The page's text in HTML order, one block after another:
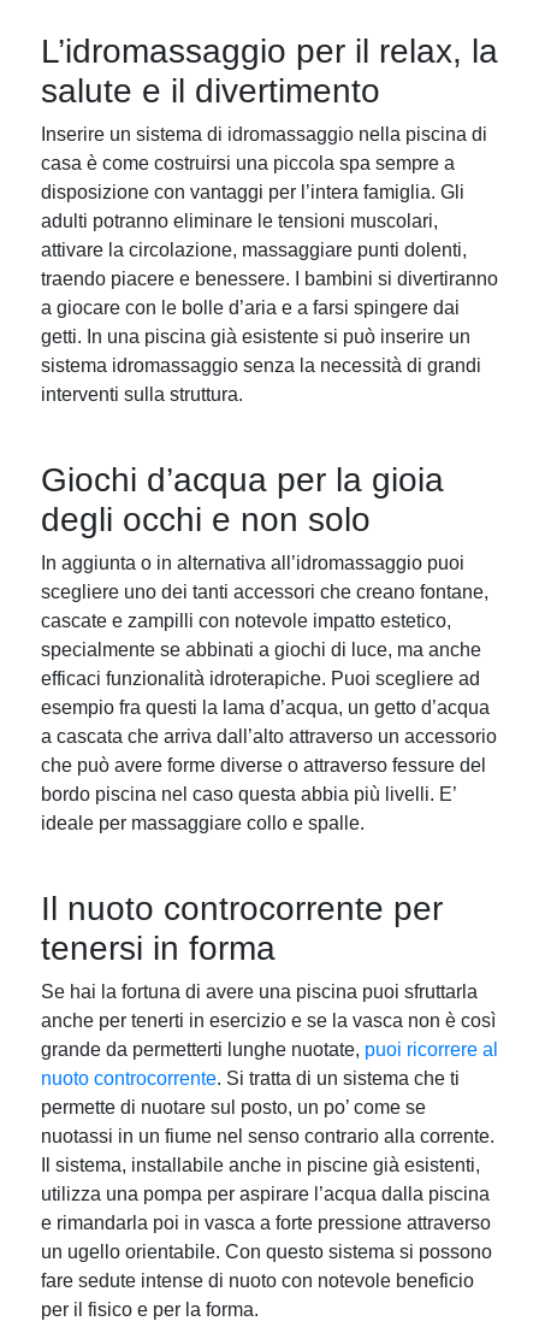
L’idromassaggio per il relax, la
salute e il divertimento
Inserire un sistema di idromassaggio nella piscina di
casa è come costruirsi una piccola spa sempre a
disposizione con vantaggi per l’intera famiglia. Gli
adulti potranno eliminare le tensioni muscolari,
attivare la circolazione, massaggiare punti dolenti,
traendo piacere e benessere. I bambini si divertiranno
a giocare con le bolle d’aria e a farsi spingere dai
getti. In una piscina già esistente si può inserire un
sistema idromassaggio senza la necessità di grandi
interventi sulla struttura.
Giochi d’acqua per la gioia
degli occhi e non solo
In aggiunta o in alternativa all’idromassaggio puoi
scegliere uno dei tanti accessori che creano fontane,
cascate e zampilli con notevole impatto estetico,
specialmente se abbinati a giochi di luce, ma anche
efficaci funzionalità idroterapiche. Puoi scegliere ad
esempio fra questi la lama d’acqua, un getto d’acqua
a cascata che arriva dall’alto attraverso un accessorio
che può avere forme diverse o attraverso fessure del
bordo piscina nel caso questa abbia più livelli. E’
ideale per massaggiare collo e spalle.
Il nuoto controcorrente per
tenersi in forma
Se hai la fortuna di avere una piscina puoi sfruttarla
anche per tenerti in esercizio e se la vasca non è così
grande da permetterti lunghe nuotate, puoi ricorrere al
nuoto controcorrente. Si tratta di un sistema che ti
permette di nuotare sul posto, un po’ come se
nuotassi in un fiume nel senso contrario alla corrente.
Il sistema, installabile anche in piscine già esistenti,
utilizza una pompa per aspirare l’acqua dalla piscina
e rimandarla poi in vasca a forte pressione attraverso
un ugello orientabile. Con questo sistema si possono
fare sedute intense di nuoto con notevole beneficio
per il fisico e per la forma.